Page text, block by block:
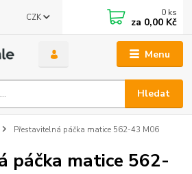
Menu
CZK
Hledat
0 ks
za 0,00 Kč
Přestavitelná páčka matice 562-43 M06
páčka matice 562-